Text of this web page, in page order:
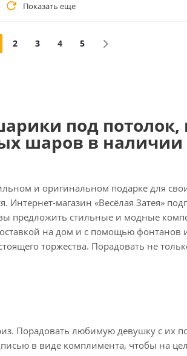
Показать еще
2 3 4 5
под
шаров в наличии
и оригинальном подарке для
магазин «Весёлая Затея»
стильные и модные
на дом и с помощью
торжества. Порадовать не
Порадовать любимую девушку с их
в виде комплимента, чтобы на